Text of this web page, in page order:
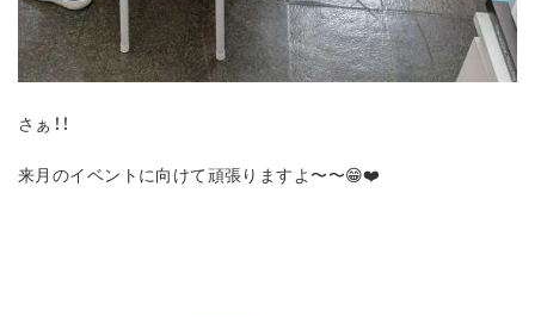
さぁ！！
来月のイベントに向けて頑張りますよ〜〜😁❤️